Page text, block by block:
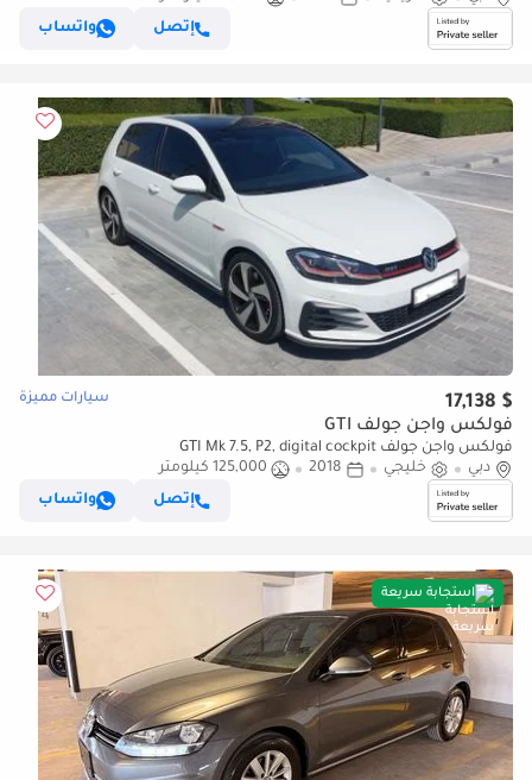
إتصل
واتساب
$ 17,138 سيارات مميزة
فولكس واجن جولف GTI
فولكس واجن جولف GTI Mk 7.5, P2, digital cockpit
دبي
خليجي 2018
125,000 كيلومتر
إتصل
واتساب
استجابة سريعة